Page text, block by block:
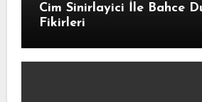
Cim Sinirlayici İle Bahce
Fikirleri